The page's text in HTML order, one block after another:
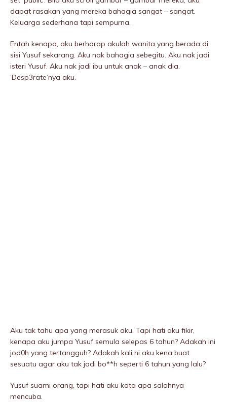
dapat rasakan yang mereka bahagia sangat – sangat.
Keluarga sederhana tapi sempurna.
Entah kenapa, aku berharap akulah wanita yang berada di
sisi Yusuf sekarang. Aku nak bahagia sebegitu. Aku nak jadi
isteri Yusuf. Aku nak jadi ibu untuk anak – anak dia.
‘Desp3rate’nya aku.
Aku tak tahu apa yang merasuk aku. Tapi hati aku fikir,
kenapa aku jumpa Yusuf semula selepas 6 tahun? Adakah ini
jod0h yang tertangguh? Adakah kali ni aku kena buat
sesuatu agar aku tak jadi bo**h seperti 6 tahun yang lalu?
Yusuf suami orang, tapi hati aku kata apa salahnya
mencuba.